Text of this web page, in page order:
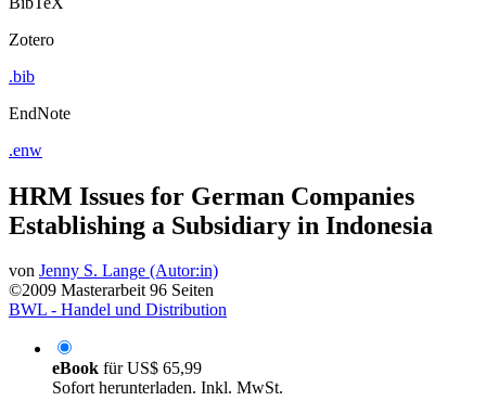
HRM Issues for German Companies
Establishing a Subsidiary in Indonesia
vonJenny S. Lange (Autor:in)
©2009 Masterarbeit 96 Seiten
eBookfürUS$ 65,99